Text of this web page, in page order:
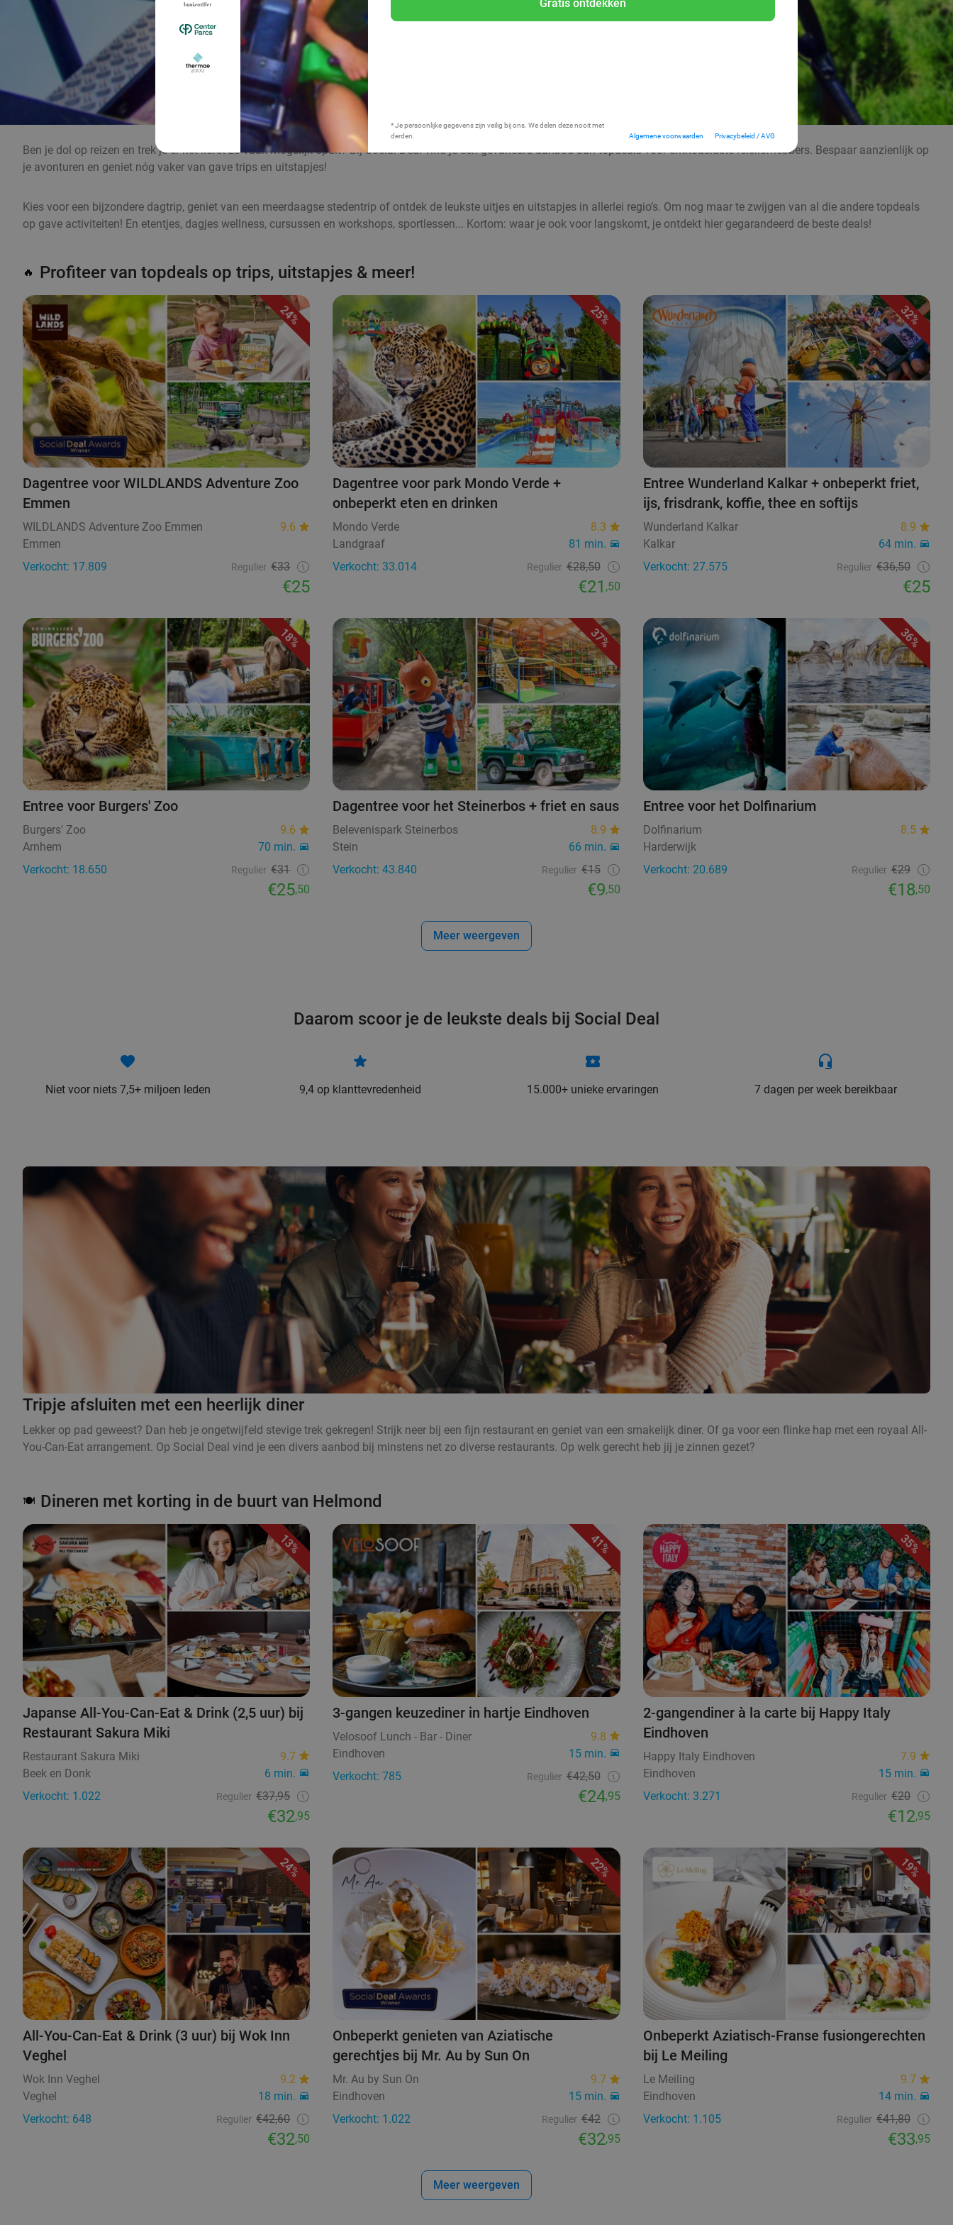
Gratis ontdekken
* Je persoonlijke gegevens zijn veilig bij ons. We delen deze nooit met
derden.
Algemene voorwaarden Privacybeleid / AVG
Ben je dol op reizen en trek je er het liefst zo vaak mogelijk opuit? Bij Social Deal vind je een gevarieerd aanbod aan topdeals voor enthousiaste reisliefhebbers. Bespaar aanzienlijk op
je avonturen en geniet nóg vaker van gave trips en uitstapjes!
Kies voor een bijzondere dagtrip, geniet van een meerdaagse stedentrip of ontdek de leukste uitjes en uitstapjes in allerlei regio’s. Om nog maar te zwijgen van al die andere topdeals
op gave activiteiten! En etentjes, dagjes wellness, cursussen en workshops, sportlessen... Kortom: waar je ook voor langskomt, je ontdekt hier gegarandeerd de beste deals!
🔥 Profiteer van topdeals op trips, uitstapjes & meer!
24%
Dagentree voor WILDLANDS Adventure Zoo
Emmen
WILDLANDS Adventure Zoo Emmen
9.6
Emmen
Verkocht: 17.809
Regulier €33
€25
25%
Dagentree voor park Mondo Verde +
onbeperkt eten en drinken
Mondo Verde
8.3
Landgraaf
81 min.
Verkocht: 33.014
Regulier €28,50
€21 ,50
32%
Entree Wunderland Kalkar + onbeperkt friet,
ijs, frisdrank, koffie, thee en softijs
Wunderland Kalkar
8.9
Kalkar
64 min.
Verkocht: 27.575
Regulier €36,50
€25
18%
Entree voor Burgers' Zoo
Burgers' Zoo
9.6
Arnhem
70 min.
Verkocht: 18.650
Regulier €31
€25,50
37%
Dagentree voor het Steinerbos + friet en saus
Belevenispark Steinerbos
8.9
Stein
66 min.
Verkocht: 43.840
Regulier €15
€9,50
36%
Entree voor het Dolfinarium
Dolfinarium
8.5
Harderwijk
Verkocht: 20.689
Regulier €29
€18,50
Meer weergeven
Daarom scoor je de leukste deals bij Social Deal
Niet voor niets 7,5+ miljoen leden 9,4 op klanttevredenheid 15.000+ unieke ervaringen 7 dagen per week bereikbaar
Tripje afsluiten met een heerlijk diner
Lekker op pad geweest? Dan heb je ongetwijfeld stevige trek gekregen! Strijk neer bij een fijn restaurant en geniet van een smakelijk diner. Of ga voor een flinke hap met een royaal All-
You-Can-Eat arrangement. Op Social Deal vind je een divers aanbod bij minstens net zo diverse restaurants. Op welk gerecht heb jij je zinnen gezet?
🍽️ Dineren met korting in de buurt van Helmond
13%
Japanse All-You-Can-Eat & Drink (2,5 uur) bij
Restaurant Sakura Miki
Restaurant Sakura Miki
9.7
Beek en Donk
6 min.
Verkocht: 1.022
Regulier €37,95
€32,95
41%
3-gangen keuzediner in hartje Eindhoven
Velosoof Lunch - Bar - Diner
9.8
Eindhoven
15 min.
Verkocht: 785
Regulier €42,50
€24,95
35%
2-gangendiner à la carte bij Happy Italy
Eindhoven
Happy Italy Eindhoven
7.9
Eindhoven
15 min.
Verkocht: 3.271
Regulier €20
€12,95
24%
All-You-Can-Eat & Drink (3 uur) bij Wok Inn
Veghel
Wok Inn Veghel
9.2
Veghel
18 min.
Verkocht: 648
Regulier €42,60
€32,50
22%
Onbeperkt genieten van Aziatische
gerechtjes bij Mr. Au by Sun On
Mr. Au by Sun On
9.7
Eindhoven
15 min.
Verkocht: 1.022
Regulier €42
€32,95
19%
Onbeperkt Aziatisch-Franse fusiongerechten
bij Le Meiling
Le Meiling
9.7
Eindhoven
14 min.
Verkocht: 1.105
Regulier €41,80
€33,95
Meer weergeven